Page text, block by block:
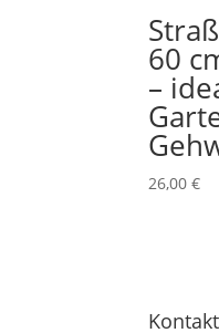
60
–
26,00€
Kontakt